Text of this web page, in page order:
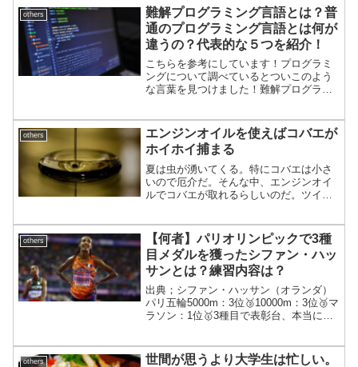
others
難解プログラミング言語とは？普
通のプログラミング言語とは何が
違うの？代表的な５つを紹介！
こちらを参考にしています！プログラミ
ングについて調べているとついこのよう
な言葉を見つけました！難解プログラミ
読解が困難なように設計されたプログラ
ミング言語である。...
others
エンジンオイルを使えばコバエが
ホイホイ捕まる
夏は虫が湧いてくる。特にコバエは小さ
いので厄介だ。そんな中、エンジンオイ
ルでコバエが取れるらしいのだ。ツイー
ージは変わったが、これがその商品らし
い。カストロール エンジ...
others
【何者】パリオリンピックで3種
目メダルを獲ったシファン・ハッ
サンとは？練習内容は？
出典；シファン・ハッサン（オランダ）
パリ五輪5000m：3位🥉10000m：3位🥉マ
ラソン：1位🥇3種目で表彰台、本当にす
未到の挑戦 pic....
others
世間が思うより大学生は忙しい。